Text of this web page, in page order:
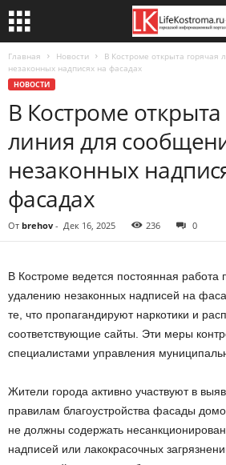
Главная Новости
В Костроме открыта горячая
незаконных надписях на фасадах
НОВОСТИ
В Костроме
линия для
незаконных
фасадах
От brehov - Дек 16, 2025 236 0
В Костроме ведется постоянная
удалению незаконных надписей на
те, что пропагандируют наркотики и
соответствующие сайты. Эти меры
специалистами управления
Жители города активно участвуют в
правилам благоустройства фасады
не должны содержать
надписей или лакокрасочных